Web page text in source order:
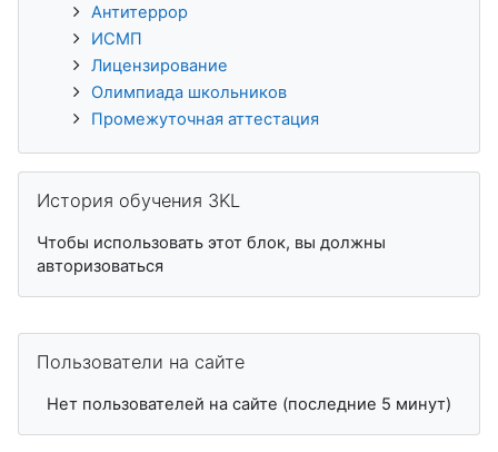
Антитеррор
ИСМП
Лицензирование
Олимпиада школьников
Промежуточная аттестация
История обучения 3KL
Чтобы использовать этот блок, вы должны
авторизоваться
Пользователи на сайте
Нет пользователей на сайте (последние 5 минут)